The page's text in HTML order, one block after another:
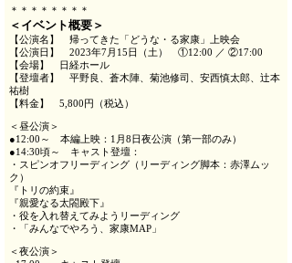
＊＊＊＊＊＊＊＊
＜ イベント概要＞
【公演名】 帰ってきた「どうな・る家康」上映会
【公演日】 2023年7月15日（土） ①12:00 ／ ②17:00
【会場】 日経ホール
【登壇者】 平野良、蒼木陣、菊池修司、安西慎太郎、辻本
祐樹
【料金】 5,800円（税込）
＜昼公演＞
●12:00～ 本編上映：1月8日夜公演（第一部のみ）
●14:30頃～ キャスト登壇：
・スピンオフリーディング（リーディング脚本：赤澤ムッ
ク）
『トリの約束』
『親愛なる太閤殿下』
・役を入れ替えてみようリーディング
・「みんなでやろう、家康MAP」
＜夜公演＞